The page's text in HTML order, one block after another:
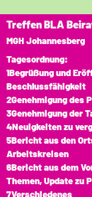
Treffen BLA
MGH Johannesberg
Tagesordnung:
1Begrüßung und
Beschlussfähigkeit
2Genehmigung des
3Genehmigung der
4Neuigkeiten zu
5Bericht aus den
Arbeitskreisen
6Bericht aus dem
Themen, Update zu
7Verschiedenes